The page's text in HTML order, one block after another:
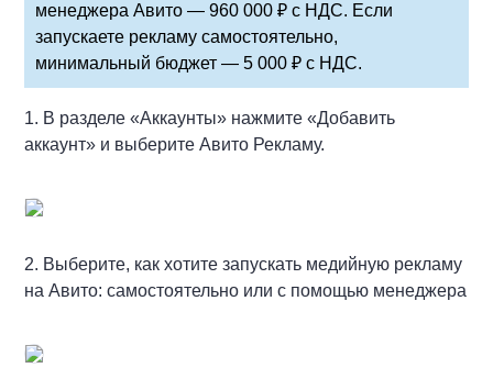
менеджера Авито — 960 000 ₽ с НДС. Если
запускаете рекламу самостоятельно,
минимальный бюджет — 5 000 ₽ с НДС.
1. В разделе «Аккаунты» нажмите «Добавить
аккаунт» и выберите Авито Рекламу.
2. Выберите, как хотите запускать медийную рекламу
на Авито: самостоятельно или с помощью менеджера